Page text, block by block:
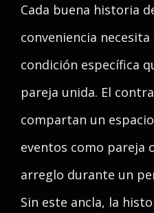
Cada buena historia
conveniencia
condición específica
pareja unida. El
compartan un
eventos como pareja
arreglo durante un
Sin este ancla, la